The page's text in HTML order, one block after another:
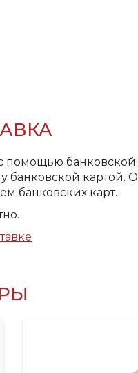
помощью
банковской картой.
банковских карт.